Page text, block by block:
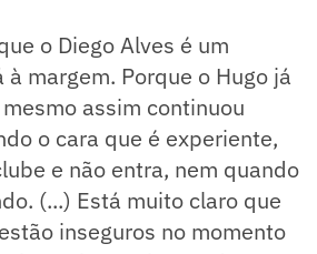
o Diego Alves é um
margem. Porque o Hugo já
assim continuou
o cara que é experiente,
e não entra, nem quando
(...) Está muito claro que
inseguros no momento